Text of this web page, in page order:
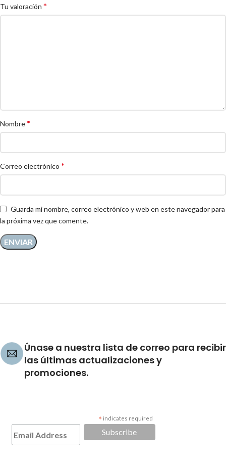
Tu valoración *
Nombre*
Correo electrónico *
Guarda mi nombre, correo electrónico y web en este navegador para
la próxima vez que comente.
Únase a nuestra lista de correo para recibir
las últimas actualizaciones y
promociones.
* indicates required